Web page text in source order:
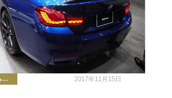
自動車お役立ち情報 2017年11月15日